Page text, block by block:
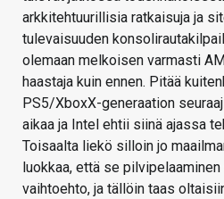
arkkitehtuurillisia ratkaisuja ja
tulevaisuuden
olemaan melkoisen varmasti
haastaja kuin ennen. Pitää
PS5/XboxX-generaation
aikaa ja Intel ehtii siinä ajassa
Toisaalta liekö silloin jo
luokkaa, että se
vaihtoehto, ja tällöin taas